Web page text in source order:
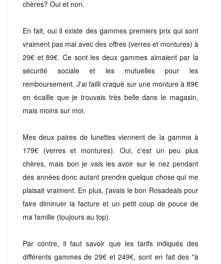
chères? Oui et non.
En fait, oui il existe des gammes premiers prix qui sont
vraiment pas mal avec des offres (verres et montures) à
29€ et 89€. Ce sont les deux gammes aimaient par la
sécurité sociale et les mutuelles pour les
remboursement. J'ai failli craqué sur une monture à 89€
en écaille que je trouvais très belle dans le magasin,
mais moins sur moi.
Mes deux paires de lunettes viennent de la gamme à
179€ (verres et montures). Oui, c'est un peu plus
chères, mais bon je vais les avoir sur le nez pendant
des années donc autant prendre quelque chose qui me
plaisait vraiment. En plus, j'avais le bon Rosadeals pour
faire diminuer la facture et un petit coup de pouce de
ma famille (toujours au top).
Par contre, il faut savoir que les tarifs indiqués des
différents gammes de 29€ et 249€, sont en fait des "à